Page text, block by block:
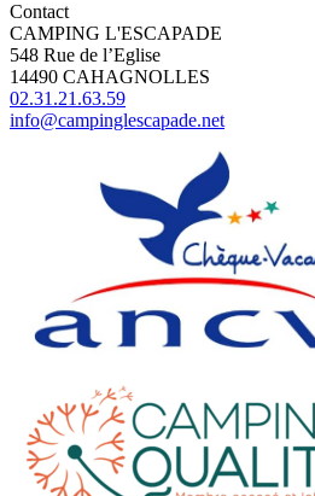
Contact
CAMPING L'ESCAPADE
548 Rue de l’Eglise
14490 CAHAGNOLLES
02.31.21.63.59
info@campinglescapade.net